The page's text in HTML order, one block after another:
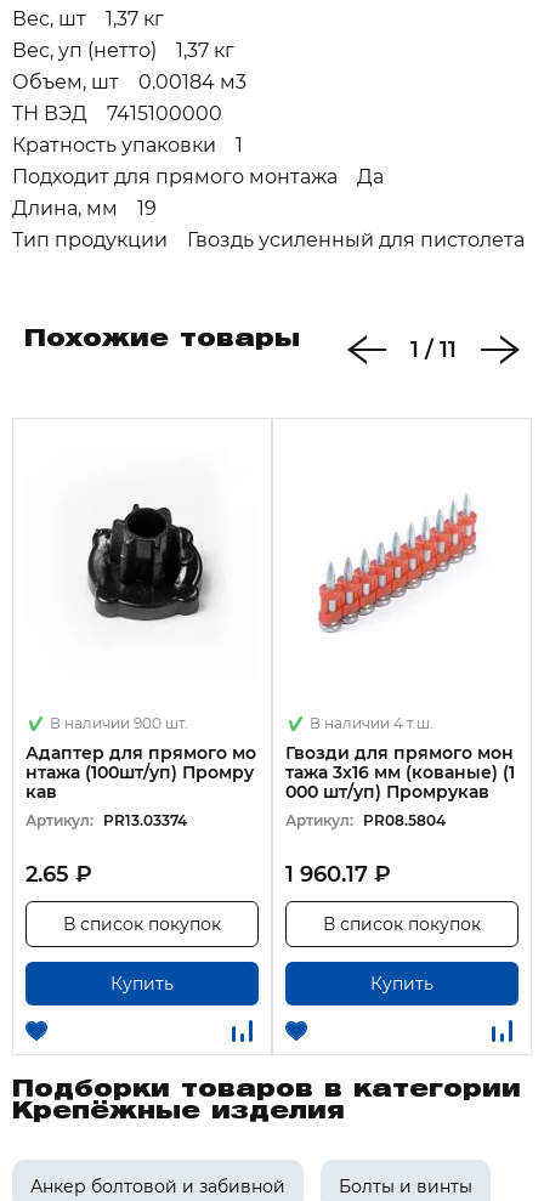
Вес, шт 1,37 кг
Вес, уп (нетто) 1,37 кг
Объем, шт 0.00184 м3
ТН ВЭД 7415100000
Кратность упаковки 1
Подходит для прямого монтажа Да
Длина, мм 19
Тип продукции Гвоздь усиленный для пистолета
Похожие товары 1 / 11
В наличии 900 шт.
Адаптер для прямого мо
нтажа (100шт/уп) Промру
кав
Артикул: PR13.03374
2.65 ₽
Купить
В список покупок
В наличии 4 т.ш.
Гвозди для прямого мон
тажа 3х16 мм (кованые) (1
000 шт/уп) Промрукав
Артикул: PR08.5804
1 960.17 ₽
Купить
В список покупок
Подборки товаров в категории
Крепёжные изделия
Анкер болтовой и забивной Болты и винты